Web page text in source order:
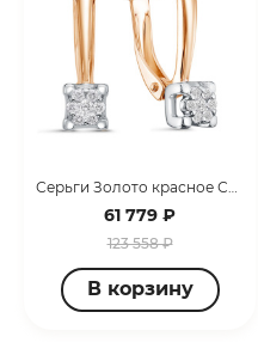
Серьги Золото красное С3462-120
61 779 ₽
123 558 ₽
В корзину